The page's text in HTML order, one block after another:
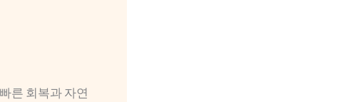
른 회복과 자연